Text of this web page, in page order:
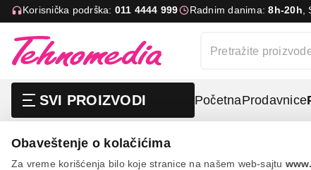
Obaveštenje o kolačićima
Za vreme korišćenja bilo koje stranice na našem web-sajtu
Korisnička podrška: 011 4444 999 Radnim danima:8h-20h
SVI PROIZVODI PočetnaProdavnice
Pretraga tecno